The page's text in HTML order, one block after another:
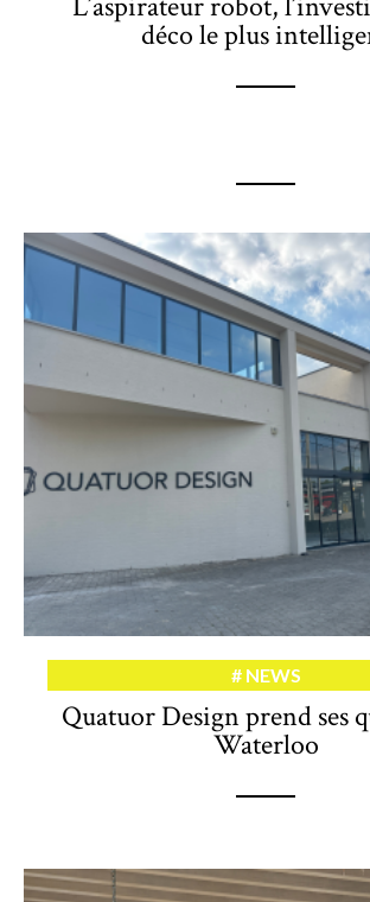
déco le plus
NEWS
Quatuor Design prend ses
Waterloo